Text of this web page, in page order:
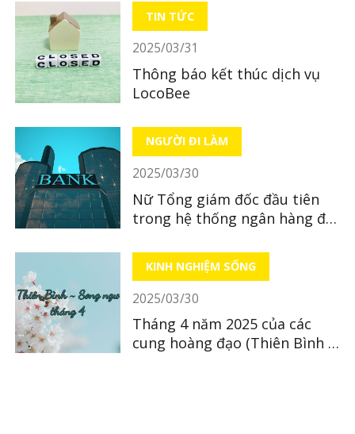
TIN TỨC
2025/03/31
Thông báo kết thúc dịch vụ
LocoBee
NGƯỜI ĐI LÀM
2025/03/30
Nữ Tổng giám đốc đầu tiên
trong hệ thống ngân hàng địa
KINH NGHIỆM SỐNG
2025/03/30
Tháng 4 năm 2025 của các
cung hoàng đạo (Thiên Bình ~